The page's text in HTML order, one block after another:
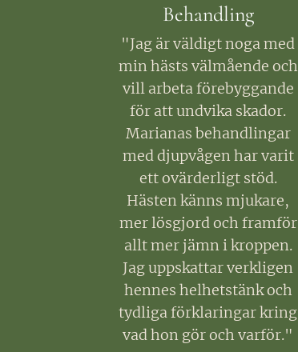
Behandling
"Jag är väldigt noga med
min hästs välmående och
vill arbeta förebyggande
för att undvika skador.
Marianas behandlingar
med djupvågen har varit
ett ovärderligt stöd.
Hästen känns mjukare,
mer lösgjord och framför
allt mer jämn i kroppen.
Jag uppskattar verkligen
hennes helhetstänk och
tydliga förklaringar kring
vad hon gör och varför."